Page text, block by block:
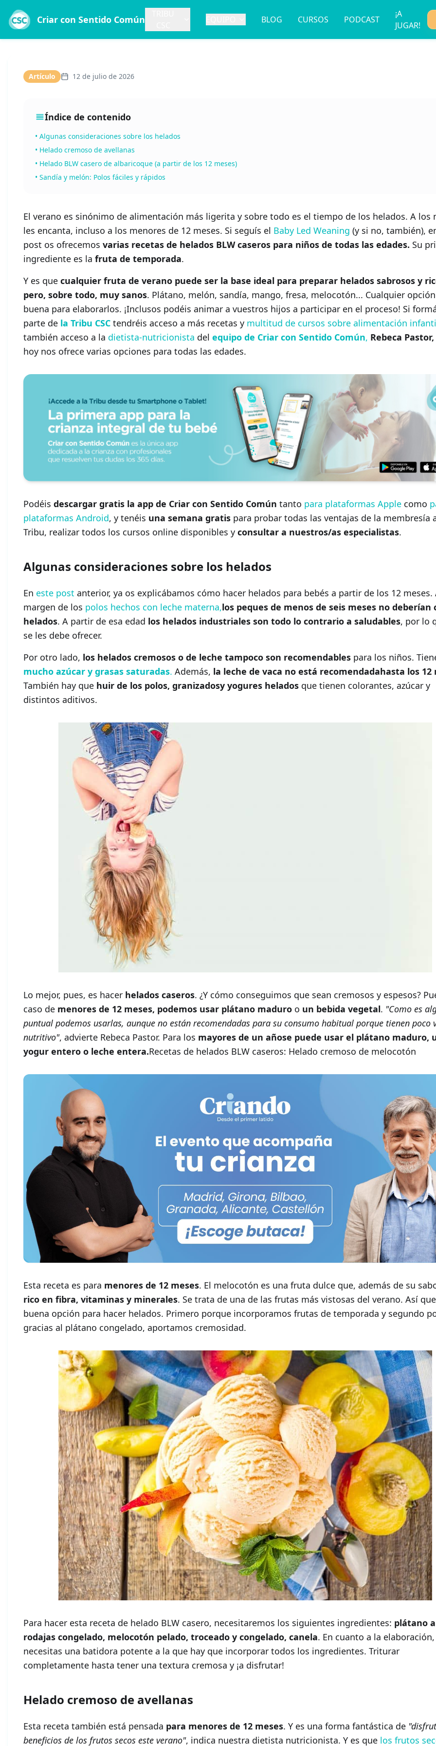
Criar con Sentido Común BLOG CURSOS PODCAST
¡A
JUGAR!
Artículo 12 de julio de 2026
Índice de contenido
• Algunas consideraciones sobre los helados
• Helado cremoso de avellanas
• Helado BLW casero de albaricoque (a partir de los 12 meses)
• Sandía y melón: Polos fáciles y rápidos
El verano es sinónimo de alimentación más ligerita y sobre todo es el tiempo de los helados. A los
les encanta, incluso a los menores de 12 meses. Si seguís el Baby Led Weaning (y si no, también),
post os ofrecemos varias recetas de helados BLW caseros para niños de todas las edades. Su
ingrediente es la fruta de temporada.
Y es que cualquier fruta de verano puede ser la base ideal para preparar helados sabrosos y
pero, sobre todo, muy sanos. Plátano, melón, sandía, mango, fresa, melocotón... Cualquier
buena para elaborarlos. ¡Inclusos podéis animar a vuestros hijos a participar en el proceso! Si
parte de la Tribu CSC tendréis acceso a más recetas y multitud de cursos sobre alimentación
también acceso a la dietista-nutricionista del equipo de Criar con Sentido Común, Rebeca Pastor,
hoy nos ofrece varias opciones para todas las edades.
Podéis descargar gratis la app de Criar con Sentido Común tanto para plataformas Apple como
plataformas Android, y tenéis una semana gratis para probar todas las ventajas de la membresía
Tribu, realizar todos los cursos online disponibles y consultar a nuestros/as especialistas.
Algunas consideraciones sobre los helados
En este post anterior, ya os explicábamos cómo hacer helados para bebés a partir de los 12 meses.
margen de los polos hechos con leche materna,los peques de menos de seis meses no deberían
helados. A partir de esa edad los helados industriales son todo lo contrario a saludables, por lo
se les debe ofrecer.
Por otro lado, los helados cremosos o de leche tampoco son recomendables para los niños.
mucho azúcar y grasas saturadas. Además, la leche de vaca no está recomendadahasta los 12
También hay que huir de los polos, granizadosy yogures helados que tienen colorantes, azúcar y
distintos aditivos.
Lo mejor, pues, es hacer helados caseros. ¿Y cómo conseguimos que sean cremosos y espesos?
caso de menores de 12 meses, podemos usar plátano maduro o un bebida vegetal. "Como es
puntual podemos usarlas, aunque no están recomendadas para su consumo habitual porque tienen poco
nutritivo", advierte Rebeca Pastor. Para los mayores de un añose puede usar el plátano maduro,
yogur entero o leche entera.Recetas de helados BLW caseros: Helado cremoso de melocotón
Esta receta es para menores de 12 meses. El melocotón es una fruta dulce que, además de su
rico en fibra, vitaminas y minerales. Se trata de una de las frutas más vistosas del verano. Así
buena opción para hacer helados. Primero porque incorporamos frutas de temporada y segundo
gracias al plátano congelado, aportamos cremosidad.
Para hacer esta receta de helado BLW casero, necesitaremos los siguientes ingredientes: plátano a
rodajas congelado, melocotón pelado, troceado y congelado, canela. En cuanto a la
necesitas una batidora potente a la que hay que incorporar todos los ingredientes. Triturar
completamente hasta tener una textura cremosa y ¡a disfrutar!
Helado cremoso de avellanas
Esta receta también está pensada para menores de 12 meses. Y es una forma fantástica de
beneficios de los frutos secos este verano", indica nuestra dietista nutricionista. Y es que los frutos